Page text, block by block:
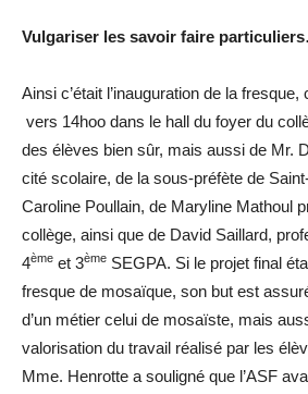
Vulgariser les savoir faire
Ainsi c’était l’inauguration de la
vers 14hoo dans le hall du foyer du
des élèves bien sûr, mais aussi de Mr.
cité scolaire, de la sous-préfète de
Caroline Poullain, de Maryline Mathoul
collège, ainsi que de David Saillard,
4ème et 3ème SEGPA. Si le projet final
fresque de mosaïque, son but est
d’un métier celui de mosaïste, mais
valorisation du travail réalisé par les
Mme. Henrotte a souligné que l’ASF